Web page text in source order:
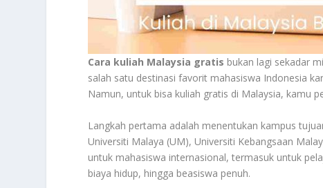
Cara kuliah Malaysia gratis bukan lagi sekadar
salah satu destinasi favorit mahasiswa Indonesia
Namun, untuk bisa kuliah gratis di Malaysia, kamu
Langkah pertama adalah menentukan kampus
Universiti Malaya (UM), Universiti Kebangsaan
untuk mahasiswa internasional, termasuk untuk
biaya hidup, hingga beasiswa penuh.